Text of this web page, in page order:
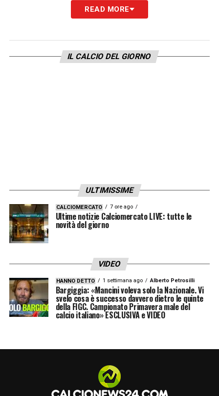
LEGGI ANCHE –Ultime Notizie Serie A:
campionato italiano
READ MORE
IL CALCIO DEL GIORNO
ULTIMISSIME
CALCIOMERCATO 7 ore ago
Ultime notizie Calciomercato LIVE: tutte le
novità del giorno
VIDEO
HANNO DETTO 1 settimana ago Alberto Petrosilli
Bargiggia: «Mancini voleva solo la Nazionale. Vi
svelo cosa è successo davvero dietro le quinte
della FIGC. Campionato Primavera male del
calcio italiano» ESCLUSIVA e VIDEO